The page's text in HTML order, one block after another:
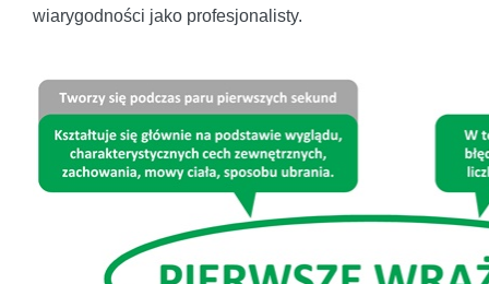
wiarygodności jako profesjonalisty.